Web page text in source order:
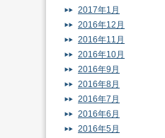
2017年1月
2016年12月
2016年11月
2016年10月
2016年9月
2016年8月
2016年7月
2016年6月
2016年5月